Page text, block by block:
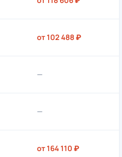
от 102 488 ₽
—
—
от 164 110 ₽